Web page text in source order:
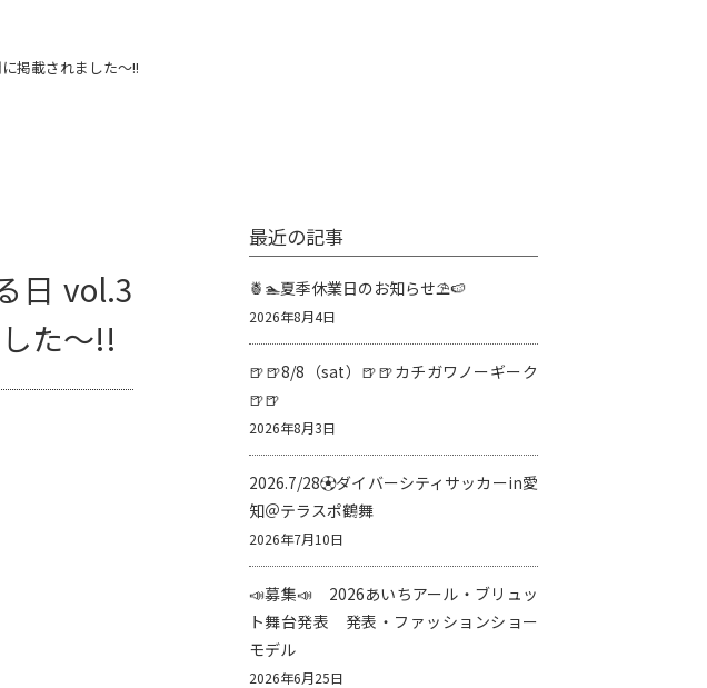
掲載されました～!!
日 vol.3
た～!!
最近の記事
🍍🏊夏季休業日のお知らせ⛱️🍉
2026年8月4日
🍺🍺8/8（sat）🍺🍺カチガワノーギーク
🍺🍺
2026年8月3日
2026.7/28⚽️ダイバーシティサッカーin愛
知＠テラスポ鶴舞
2026年7月10日
📣募集📣 2026あいちアール・ブリュッ
ト舞台発表 発表・ファッションショー
モデル
2026年6月25日